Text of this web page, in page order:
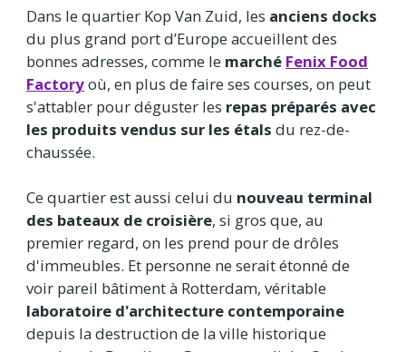
Dans le quartier Kop Van Zuid, les anciens docks
du plus grand port d’Europe accueillent des
bonnes adresses, comme le marché Fenix Food
Factoryoù, en plus de faire ses courses, on peut
s'attabler pour déguster les repas préparés avec
les produits vendus sur les étals du rez-de-
chaussée.
Ce quartier est aussi celui du nouveau terminal
des bateaux de croisière, si gros que, au
premier regard, on les prend pour de drôles
d'immeubles. Et personne ne serait étonné de
voir pareil bâtiment à Rotterdam, véritable
laboratoire d'architecture contemporaine
depuis la destruction de la ville historique